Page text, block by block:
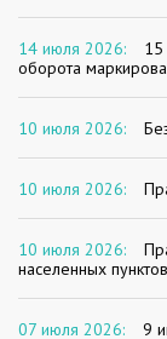
14 июля 2026:
оборота
10 июля 2026:
10 июля 2026:
10 июля 2026:
населенных пунктов
07 июля 2026:
9